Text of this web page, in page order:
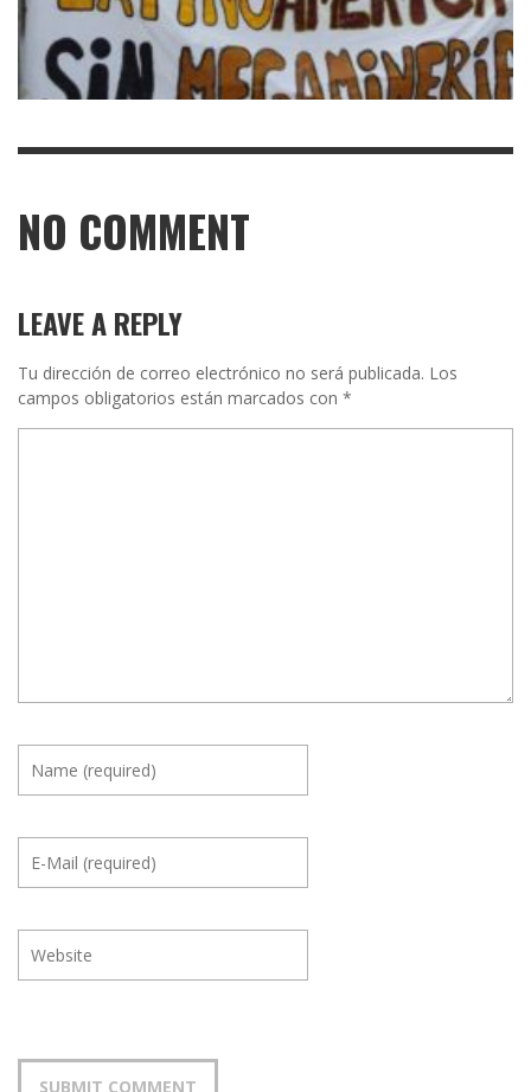
NO COMMENT
LEAVE A REPLY
Tu dirección de correo electrónico no será publicada. Los
campos obligatorios están marcados con *